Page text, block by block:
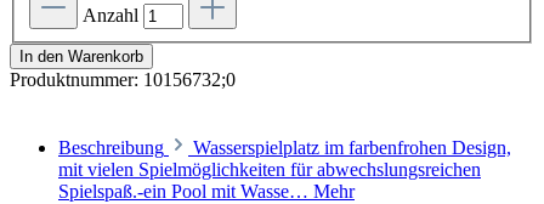
Anzahl
In den Warenkorb
Produktnummer: 10156732;0
Beschreibung
Wasserspielplatz im farbenfrohen Design,
mit vielen Spielmöglichkeiten für abwechslungsreichen
Spielspaß.-ein Pool mit Wasse… Mehr